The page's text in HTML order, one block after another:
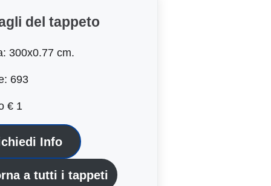
del tappeto
300x0.77 cm.
693
€ 1
Info
a tutti i tappeti